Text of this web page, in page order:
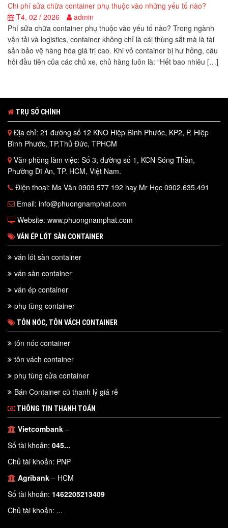
Chi phí sửa chữa container phụ thuộc vào những yếu tố nào?
T4, 02 / 2026
admin
Phí sửa chữa container phụ thuộc vào yếu tố nào? Trong ngành
vận tải và logistics, container không chỉ là cái thùng sắt mà là tài
sản bảo vệ hàng hóa giá trị cao. Khi vỏ container bị hư hỏng, câu
hỏi đầu tiên của các chủ xe, chủ hàng luôn là: “Hết bao nhiêu […]
TRỤ SỞ CHÍNH
Địa chỉ: 21 đường số 12 KNO Hiệp Bình Phước, KP2, P. Hiệp
Bình Phước, TP.Thủ Đức, TPHCM
Văn phòng làm việc: Số 3, đường số 1, KCN Sóng Thần,
Phường Dĩ An, TP. HCM, Việt Nam.
Điện thoại: Ms Vân 0909 577 192 hay Mr Học 0902.635.491
Email: info@phuongnamphat.com
Website: www.phuongnamphat.com
VÁN ÉP LÓT SÀN CONTAINER
ván lót sàn container
ván sàn container
ván ép container
phụ tùng container
TÔN NÓC, TÔN VÁCH CONTAINER
tôn nóc container
tôn vách container
phụ tùng cửa container
Bán Container cũ thanh lý giá rẻ
THÔNG TIN THANH TOÁN
Vietcombank –
Số tài khoản: 045...
Chủ tài khoản: PNP
Agribank – HCM
Số tài khoản: 1462205213409
Chủ tài khoản: ...